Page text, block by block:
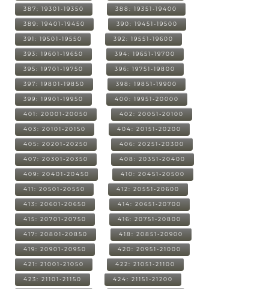
387: 19301-19350 388: 19351-19400
389: 19401-19450 390: 19451-19500
391: 19501-19550 392: 19551-19600
393: 19601-19650 394: 19651-19700
395: 19701-19750 396: 19751-19800
397: 19801-19850 398: 19851-19900
399: 19901-19950 400: 19951-20000
401: 20001-20050 402: 20051-20100
403: 20101-20150 404: 20151-20200
405: 20201-20250 406: 20251-20300
407: 20301-20350 408: 20351-20400
409: 20401-20450 410: 20451-20500
411: 20501-20550 412: 20551-20600
413: 20601-20650 414: 20651-20700
415: 20701-20750 416: 20751-20800
417: 20801-20850 418: 20851-20900
419: 20901-20950 420: 20951-21000
421: 21001-21050 422: 21051-21100
423: 21101-21150 424: 21151-21200